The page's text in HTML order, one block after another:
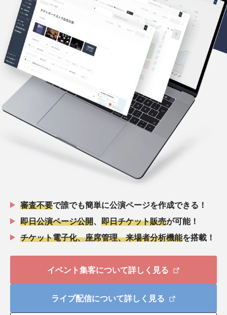
審査不要で誰でも簡単に公演ページを作成できる！
即日公演ページ公開
即日チケット販売が可能！
チケット電子化、座席管理、来場者分析機能を搭載！
イベント集客について詳しく見る
ライブ配信について詳しく見る